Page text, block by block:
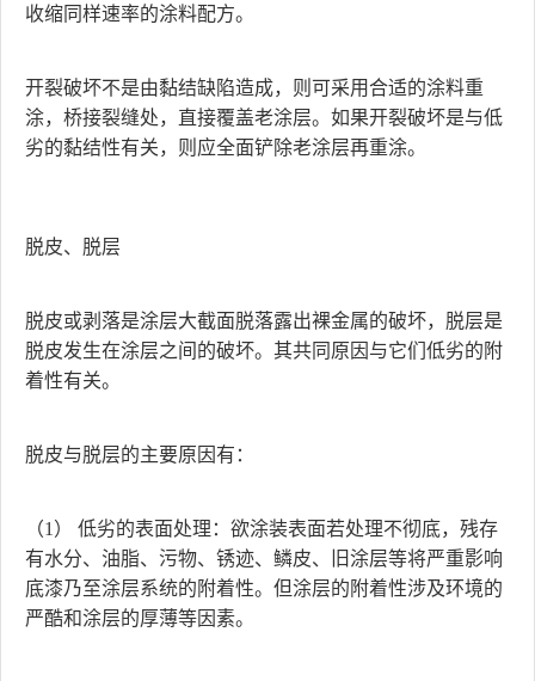
收缩同样速率的涂料配方。
开裂破坏不是由黏结缺陷造成，则可采用合适的涂料重
涂，桥接裂缝处，直接覆盖老涂层。如果开裂破坏是与低
劣的黏结性有关，则应全面铲除老涂层再重涂。
脱皮、脱层
脱皮或剥落是涂层大截面脱落露出裸金属的破坏，脱层是
脱皮发生在涂层之间的破坏。其共同原因与它们低劣的附
着性有关。
脱皮与脱层的主要原因有：
（1） 低劣的表面处理：欲涂装表面若处理不彻底，残存
有水分、油脂、污物、锈迹、鳞皮、旧涂层等将严重影响
底漆乃至涂层系统的附着性。但涂层的附着性涉及环境的
严酷和涂层的厚薄等因素。